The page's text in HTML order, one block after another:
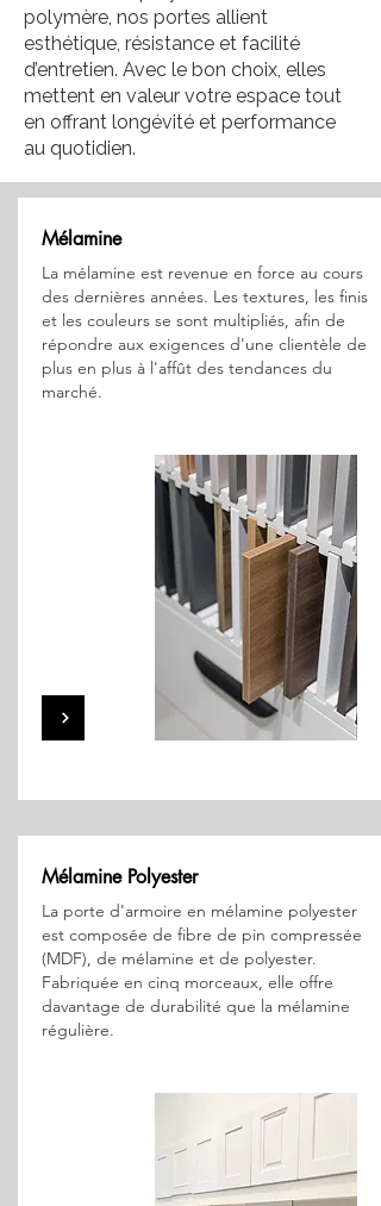
polymère, nos portes allient
esthétique, résistance et facilité
d’entretien. Avec le bon choix, elles
mettent en valeur votre espace tout
en offrant longévité et performance
au quotidien.
Mélamine
La mélamine est revenue en force au cours
des dernières années. Les textures, les finis
et les couleurs se sont multipliés, afin de
répondre aux exigences d'une clientèle de
plus en plus à l'affût des tendances du
marché.
Mélamine Polyester
La porte d'armoire en mélamine polyester
est composée de fibre de pin compressée
(MDF), de mélamine et de polyester.
Fabriquée en cinq morceaux, elle offre
davantage de durabilité que la mélamine
régulière.